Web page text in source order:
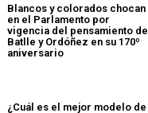
Blancos y colorados chocan
en el Parlamento por
vigencia del pensamiento de
Batlle y Ordóñez en su 170º
aniversario
¿Cuál es el mejor modelo de